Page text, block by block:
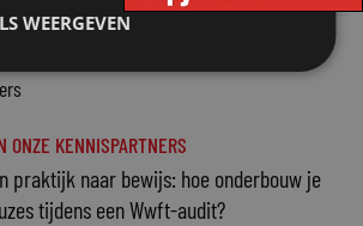
ONZE KENNISPARTNERS
praktijk naar bewijs: hoe onderbouw je
tijdens een Wwft-audit?
WEERGEVEN